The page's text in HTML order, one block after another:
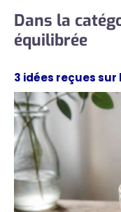
Dans la
équilibrée
3 idées reçues sur